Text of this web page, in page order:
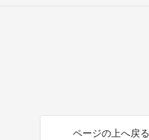
ページの上へ戻る